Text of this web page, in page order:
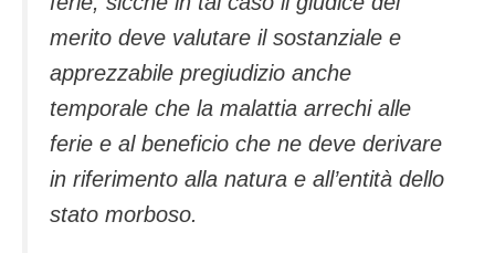
merito deve valutare il sostanziale e
apprezzabile pregiudizio anche
temporale che la malattia arrechi alle
ferie e al beneficio che ne deve derivare
in riferimento alla natura e all’entità dello
stato morboso.